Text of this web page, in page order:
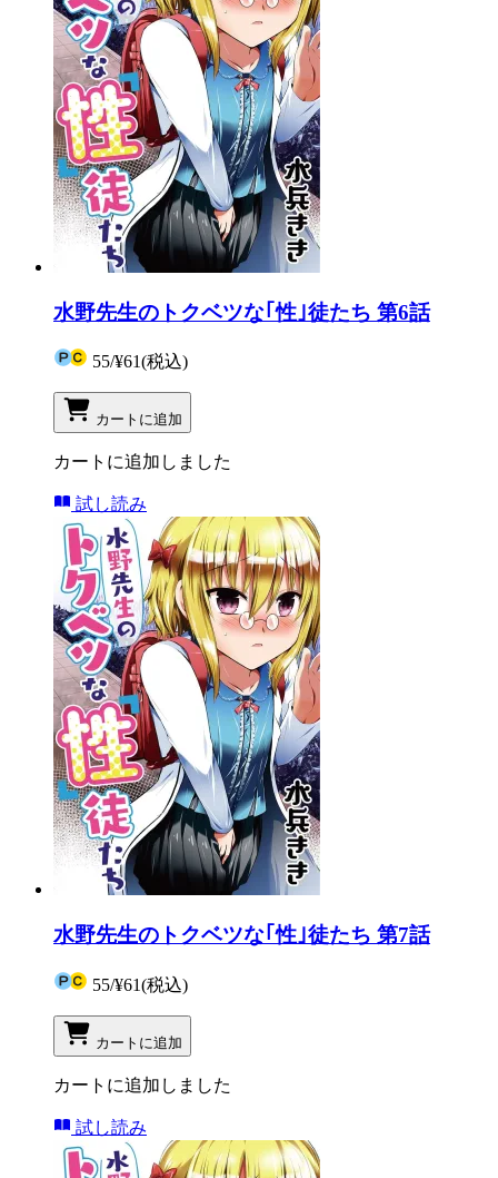
水野先生のトクベツな｢性｣徒たち 第6話
55/¥61(税込)
カートに追加
カートに追加しました
試し読み
水野先生のトクベツな｢性｣徒たち 第7話
55/¥61(税込)
カートに追加
カートに追加しました
試し読み